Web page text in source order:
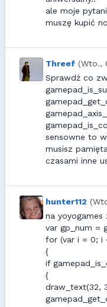
ale moje
muszę kupić
Threef (Wto.,
Sprawdź co
sensowne to
musisz
czasami inne
hunter112
na yoyogames
var gp_num =
for (var i = 0; i
{
if
{
draw_text(32,